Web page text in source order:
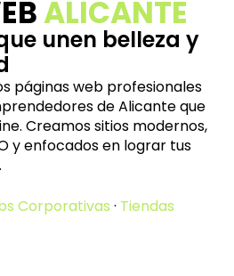
ALICANTE
unen belleza y
páginas web profesionales
de Alicante que
Creamos sitios modernos,
y enfocados en lograr tus
Corporativas · Tiendas